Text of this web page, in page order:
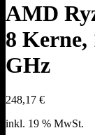
AMD
8 Kerne,
GHz
248,17 €
inkl. 19 % MwSt.